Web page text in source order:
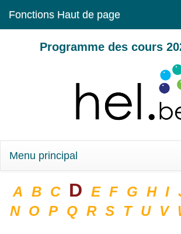
Fonctions Haut de page
Programme des cours
Menu principal
A B C D E F G H I
N O P Q R S T U V